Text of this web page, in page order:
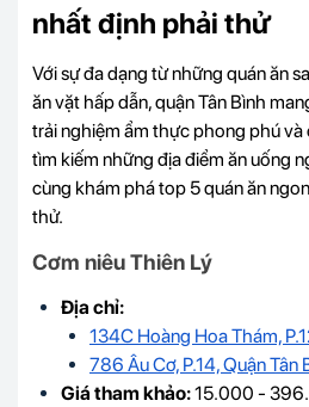
nhất định phải thử
Với sự đa dạng từ những quán ăn
ăn vặt hấp dẫn, quận Tân Bình
trải nghiệm ẩm thực phong phú và
tìm kiếm những địa điểm ăn uống
cùng khám phá top 5 quán ăn
thử.
Cơm niêu Thiên Lý
Địa chỉ:
134C Hoàng Hoa Thám,
786 Âu Cơ, P.14, Quận Tân
Giá tham khảo:15.000 -